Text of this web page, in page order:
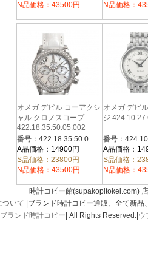
N品価格：43500円
N品価格：
オメガ デビル コーアクシ
ャル クロノスコープ
422.18.35.50.05.002
番号：422.18.35.50.05.002
A品価格：14900円
S品価格：23800円
N品価格：43500円
オメガ デビ
ジ
A品価格：
S品価格：
N品価格：
時計コピー館(supakopitokei.com)
ついて |ブランド時計コピー通販、全て新
ブランド時計コピー | All Rights Reserved.| ウ